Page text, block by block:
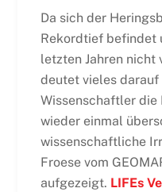
Da sich der
Rekordtief befindet
letzten Jahren nicht
deutet vieles darauf
Wissenschaftler die
wieder einmal
wissenschaftliche
Froese vom
aufgezeigt. LIFEs